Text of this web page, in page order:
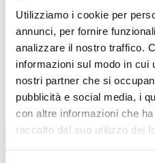
Utilizziamo i cookie per
annunci, per fornire
analizzare il nostro traffico.
informazioni sul modo in cui
nostri partner che si
pubblicità e social media, i
con altre informazioni che
raccolto dal suo utilizzo dei
TUTTE LE CATEGORIE DEL